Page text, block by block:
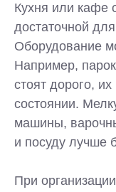
Кухня или кафе
достаточной
Оборудование
Например,
стоят дорого,
состоянии.
машины,
и посуду лучше
При